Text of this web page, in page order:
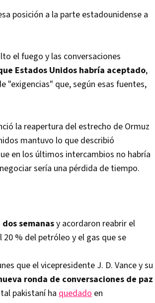
posición a la parte estadounidense a
el fuego y las conversaciones
Estados Unidos habría aceptado,
"exigencias" que, según esas fuentes,
la reapertura del estrecho de Ormuz
mantuvo lo que describió
en los últimos intercambios no habría
sería una pérdida de tiempo.
semanasy acordaron reabrir el
% del petróleo y el gas que se
que el vicepresidente J. D. Vance y su
ronda de conversaciones de paz
pakistaní ha quedado en